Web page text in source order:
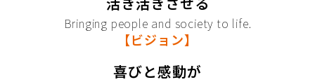
Bringing people and society to life.
【ビジョン】
喜びと感動が